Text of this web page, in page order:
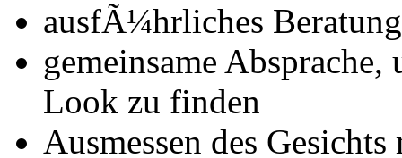
ausfÃ¼hrliches
gemeinsame
Look zu finden
Ausmessen des